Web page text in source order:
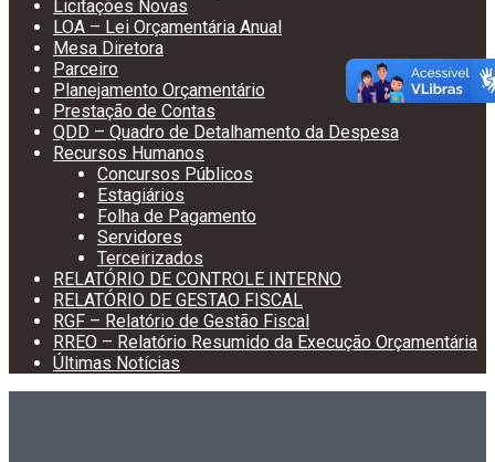
Licitações Novas
LOA – Lei Orçamentária Anual
Mesa Diretora
Parceiro
Planejamento Orçamentário
Prestação de Contas
QDD – Quadro de Detalhamento da Despesa
Recursos Humanos
Concursos Públicos
Estagiários
Folha de Pagamento
Servidores
Terceirizados
RELATÓRIO DE CONTROLE INTERNO
RELATÓRIO DE GESTAO FISCAL
RGF – Relatório de Gestão Fiscal
RREO – Relatório Resumido da Execução Orçamentária
Últimas Notícias